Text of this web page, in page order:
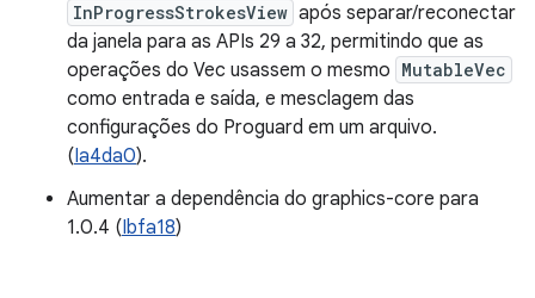
InProgressStrokesView após separar/reconectar
da janela para as APIs 29 a 32, permitindo que as
operações do Vec usassem o mesmo MutableVec
como entrada e saída, e mesclagem das
configurações do Proguard em um arquivo.
(Ia4da0).
Aumentar a dependência do graphics-core para
1.0.4 (Ibfa18)